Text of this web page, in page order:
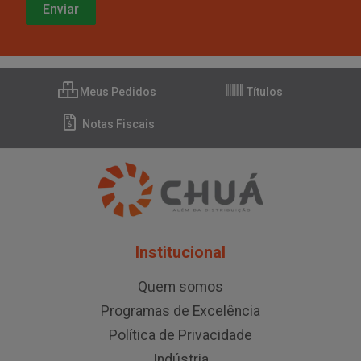
Meus Pedidos Títulos
Notas Fiscais
Institucional
Quem somos
Programas de Excelência
Política de Privacidade